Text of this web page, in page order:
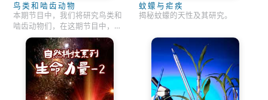
鸟类和啮齿动物
本期节目中，我们将研究鸟类和
啮齿动物们，在这期节目中，我
们将回答以下问题：“鸟儿为什么
会有羽毛？”“候鸟能迁徙多远？”
“什么鸟产的蛋最大？”“其他国家
中也有这样的松鼠吗？”
蚊蠓与疟疾
揭秘蚊蠓的天性及其研究。